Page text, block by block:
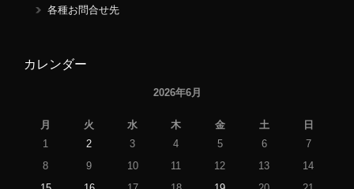
各種お問合せ先
カレンダー
2026年6月
月 火 水 木 金 土
日
1
2 3 4 5 6
7
8
9 10 11 12 13
14